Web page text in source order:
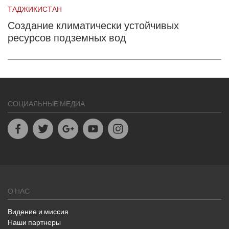
ТАДЖИКИСТАН
Создание климатически устойчивых
ресурсов подземных вод
СОЦИАЛЬНЫЕ МЕДИА
FacebookTwitter Google+ Youtube
О НАС
Видение и миссия
Наши партнеры